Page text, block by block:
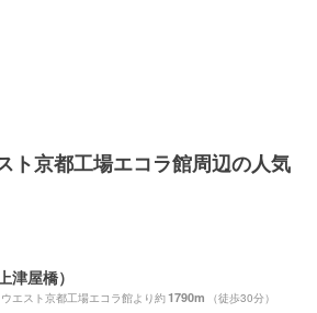
ト京都工場エコラ館周辺の人気
津屋橋）
エスト京都工場エコラ館より約1790m （徒歩30分）